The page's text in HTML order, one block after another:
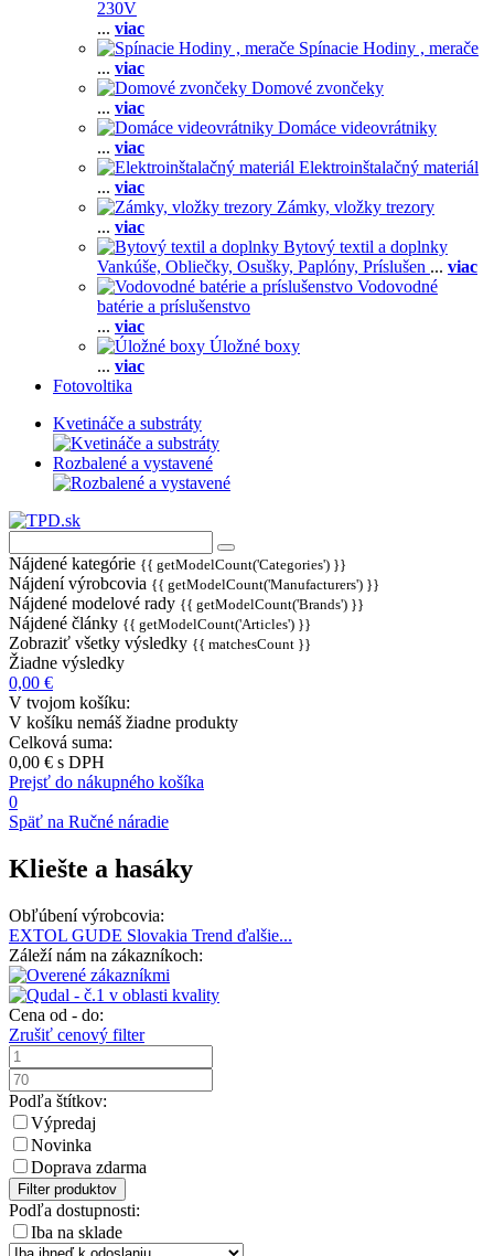
230V
... viac
Spínacie Hodiny , merače
... viac
Domové zvončeky
... viac
Domáce videovrátniky
... viac
Elektroinštalačný materiál
... viac
Zámky, vložky trezory
... viac
Bytový textil a doplnky
Vankúše, Obliečky, Osušky, Paplóny, Príslušen ... viac
Vodovodné
batérie a príslušenstvo
... viac
Úložné boxy
... viac
Fotovoltika
Kvetináče a substráty
Rozbalené a vystavené
Nájdené kategórie {{ getModelCount('Categories') }}
Nájdení výrobcovia {{ getModelCount('Manufacturers') }}
Nájdené modelové rady {{ getModelCount('Brands') }}
Nájdené články {{ getModelCount('Articles') }}
Zobraziť všetky výsledky {{ matchesCount }}
Žiadne výsledky
0,00 €
V tvojom košíku:
V košíku nemáš žiadne produkty
Celková suma:
0,00 € s DPH
Prejsť do nákupného košíka
0
Späť na Ručné náradie
Kliešte a hasáky
Obľúbení výrobcovia:
EXTOL GUDE Slovakia Trend ďalšie...
Záleží nám na zákazníkoch:
Cena od - do:
Zrušiť cenový filter
Podľa štítkov:
Výpredaj
Novinka
Doprava zdarma
Filter produktov
Podľa dostupnosti:
Iba na sklade